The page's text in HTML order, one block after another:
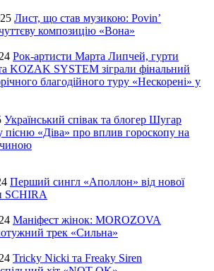
Лист, що став музикою: Povin’
композицію «Вона»
Рок-артисти Марта Липчей, гурти
KOZAK SYSTEM зіграли фінальний
благодійного туру «Нескорені» у
Український співак та блогер Шугар
пісню «Діва» про вплив гороскопу на
Перший сингл «Аполлон» від нової
SCHIRA
Маніфест жінок: MOROZOVA
трек «Сильна»
Tricky Nicki та Freaky Siren